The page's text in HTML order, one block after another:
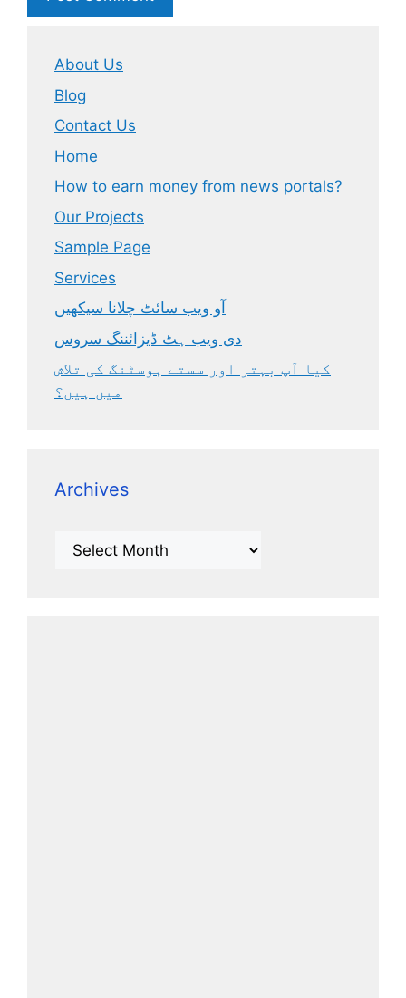
About Us
Blog
Contact Us
Home
How to earn money from news portals?
Our Projects
Sample Page
Services
آو ویب سائٹ چلانا سیکھیں
دی ویب ہٹ ڈیزائننگ سروس
کیا آپ بہتر اور سستے ہوسٹنگ کی تلاش
میں ہیں؟
Archives
Archives